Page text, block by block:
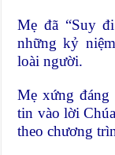
Mẹ đã “Suy
những kỷ
loài người.
Mẹ xứng
tin vào lời
theo chương